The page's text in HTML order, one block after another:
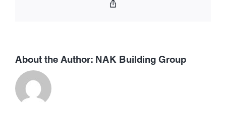
идеи,
About the Author: NAK Building Group